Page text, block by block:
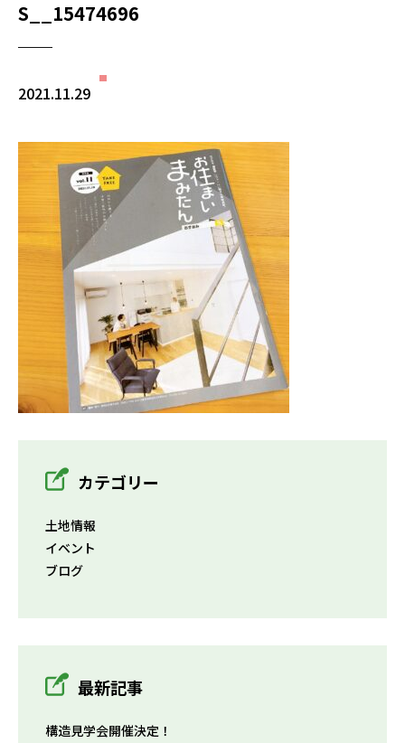
S__15474696
2021.11.29
カテゴリー
土地情報
イベント
ブログ
最新記事
構造見学会開催決定！